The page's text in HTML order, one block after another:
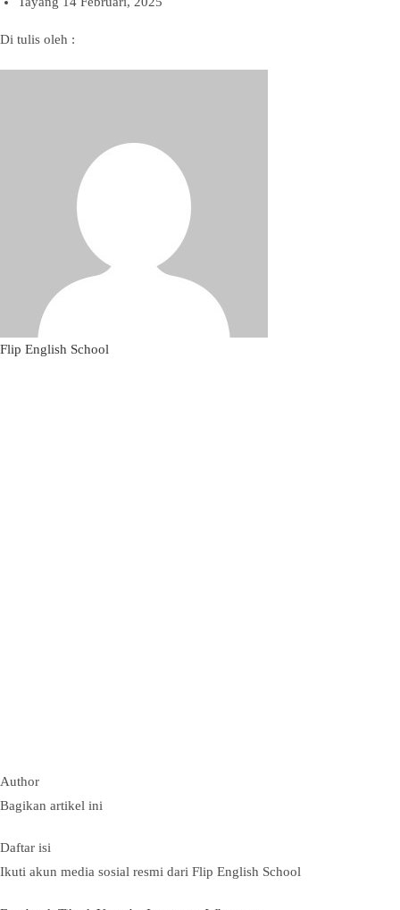
Di tulis oleh :
Flip English School
Author
Bagikan artikel ini
Daftar isi
Ikuti akun media sosial resmi dari Flip English School